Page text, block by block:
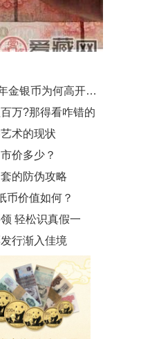
银币为何高开高走
万?那得看咋错的
术的现状
价多少？
的防伪攻略
币价值如何？
轻松识真假一
行渐入佳境